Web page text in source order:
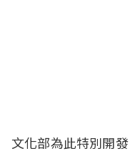
文化部為此特別開發